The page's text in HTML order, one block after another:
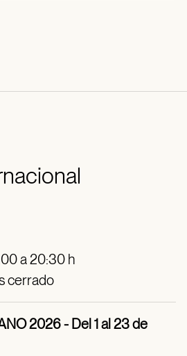
a 20:30 h
cerrado
2026 - Del 1 al 23 de